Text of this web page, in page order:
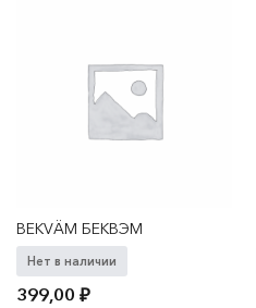
BEKVÄM БЕКВЭМ
Нет в наличии
399,00₽